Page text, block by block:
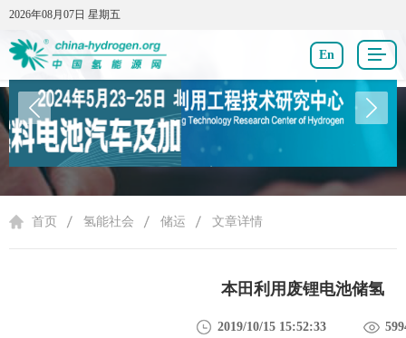
2026年08月07日 星期五
2026年08月07日 星期五
En
氢能社会
首页 氢能社会 储运 文章详情
本田利用废锂电池储氢
2019/10/15 15:52:33